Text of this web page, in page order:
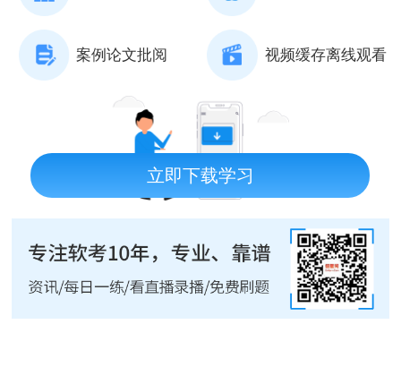
案例论文批阅 视频缓存离线观看
立即下载学习